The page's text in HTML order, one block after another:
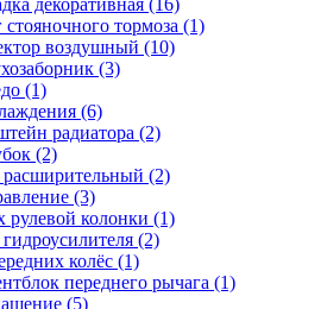
декоративная (16)
стояночного тормоза (1)
воздушный (10)
(3)
(1)
(6)
радиатора (2)
(2)
расширительный (2)
(3)
рулевой колонки (1)
(2)
колёс (1)
переднего рычага (1)
(5)